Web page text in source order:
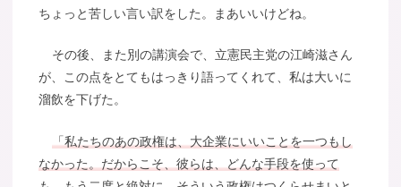
ちょっと苦しい言い訳をした。まあいいけどね。
その後、また別の講演会で、立憲民主党の江崎滋さん
が、この点をとてもはっきり語ってくれて、私は大いに
溜飲を下げた。
「私たちのあの政権は、大企業にいいことを一つもし
なかった。だからこそ、彼らは、どんな手段を使って